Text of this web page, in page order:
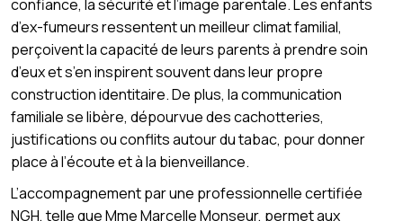
confiance, la sécurité et l’image parentale. Les enfants
d’ex-fumeurs ressentent un meilleur climat familial,
perçoivent la capacité de leurs parents à prendre soin
d’eux et s’en inspirent souvent dans leur propre
construction identitaire. De plus, la communication
familiale se libère, dépourvue des cachotteries,
justifications ou conflits autour du tabac, pour donner
place à l’écoute et à la bienveillance.
L’accompagnement par une professionnelle certifiée
NGH, telle que Mme Marcelle Monseur, permet aux